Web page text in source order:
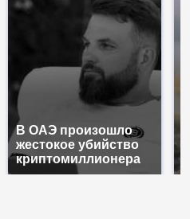
В ОАЭ произошло
жестокое убийство
криптомиллионера